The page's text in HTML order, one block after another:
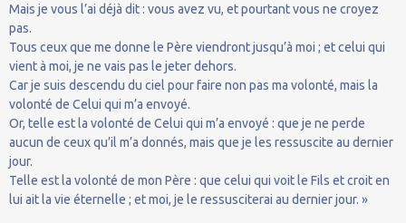
Mais je vous l’ai déjà dit : vous avez vu, et pourtant vous ne croyez
pas.
Tous ceux que me donne le Père viendront jusqu’à moi ; et celui qui
vient à moi, je ne vais pas le jeter dehors.
Car je suis descendu du ciel pour faire non pas ma volonté, mais la
volonté de Celui qui m’a envoyé.
Or, telle est la volonté de Celui qui m’a envoyé : que je ne perde
aucun de ceux qu’il m’a donnés, mais que je les ressuscite au dernier
jour.
Telle est la volonté de mon Père : que celui qui voit le Fils et croit en
lui ait la vie éternelle ; et moi, je le ressusciterai au dernier jour. »